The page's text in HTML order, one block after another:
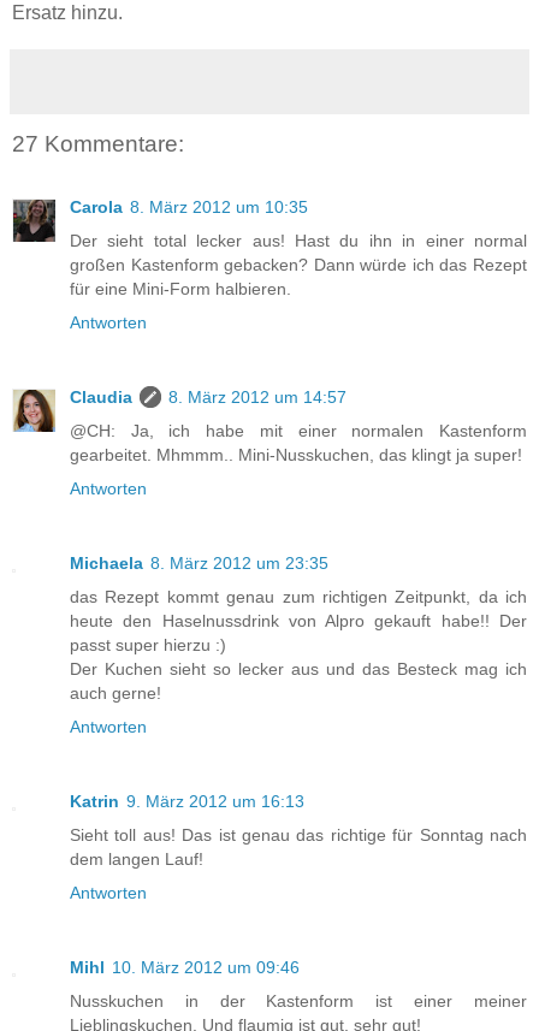
Ersatz hinzu.
27 Kommentare:
Carola 8. März 2012 um 10:35
Der sieht total lecker aus! Hast du ihn in einer normal
großen Kastenform gebacken? Dann würde ich das Rezept
für eine Mini-Form halbieren.
Antworten
Claudia
8. März 2012 um 14:57
@CH: Ja, ich habe mit einer normalen Kastenform
gearbeitet. Mhmmm.. Mini-Nusskuchen, das klingt ja super!
Antworten
Michaela 8. März 2012 um 23:35
das Rezept kommt genau zum richtigen Zeitpunkt, da ich
heute den Haselnussdrink von Alpro gekauft habe!! Der
passt super hierzu :)
Der Kuchen sieht so lecker aus und das Besteck mag ich
auch gerne!
Antworten
Katrin 9. März 2012 um 16:13
Sieht toll aus! Das ist genau das richtige für Sonntag nach
dem langen Lauf!
Antworten
Mihl 10. März 2012 um 09:46
Nusskuchen in der Kastenform ist einer meiner
Lieblingskuchen. Und flaumig ist gut, sehr gut!